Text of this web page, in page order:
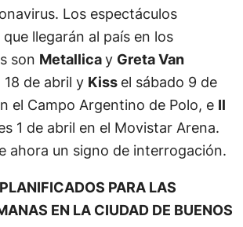
Los espectáculos
llegarán al país en los
son Metallicay Greta Van
18 de abril y Kiss el sábado 9 de
el Campo Argentino de Polo, e Il
1 de abril en el Movistar Arena.
ahora un signo de interrogación.
PARA LAS
EN LA CIUDAD DE BUENOS